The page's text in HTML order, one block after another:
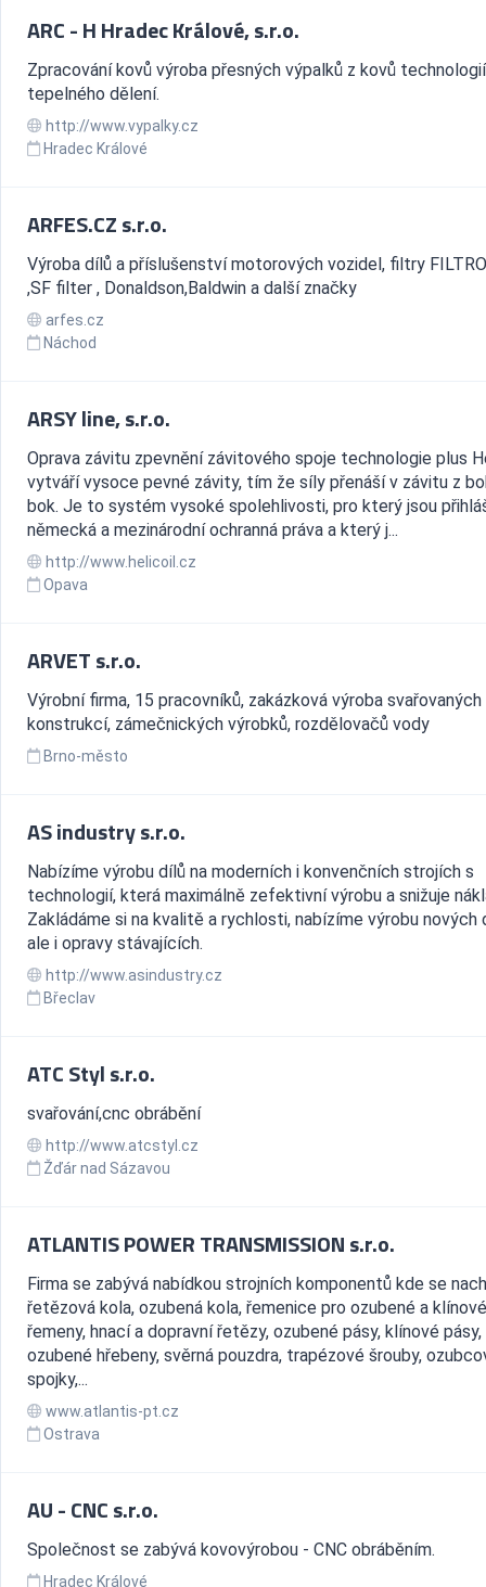
ARC - H Hradec Králové, s.r.o.
Zpracování kovů výroba přesných výpalků z kovů technologií
tepelného dělení.
http://www.vypalky.cz
Hradec Králové
ARFES.CZ s.r.o.
Výroba dílů a příslušenství motorových vozidel, filtry
,SF filter , Donaldson,Baldwin a další značky
arfes.cz
Náchod
ARSY line, s.r.o.
Oprava závitu zpevnění závitového spoje technologie plus
vytváří vysoce pevné závity, tím že síly přenáší v závitu z
bok. Je to systém vysoké spolehlivosti, pro který jsou
německá a mezinárodní ochranná práva a který j...
http://www.helicoil.cz
Opava
ARVET s.r.o.
Výrobní firma, 15 pracovníků, zakázková výroba svařovaných
konstrukcí, zámečnických výrobků, rozdělovačů vody
Brno-město
AS industry s.r.o.
Nabízíme výrobu dílů na moderních i konvenčních strojích s
technologií, která maximálně zefektivní výrobu a snižuje
Zakládáme si na kvalitě a rychlosti, nabízíme výrobu nových
ale i opravy stávajících.
http://www.asindustry.cz
Břeclav
ATC Styl s.r.o.
svařování,cnc obrábění
http://www.atcstyl.cz
Žďár nad Sázavou
ATLANTIS POWER TRANSMISSION s.r.o.
Firma se zabývá nabídkou strojních komponentů kde se
řetězová kola, ozubená kola, řemenice pro ozubené a klínové
řemeny, hnací a dopravní řetězy, ozubené pásy, klínové pásy,
ozubené hřebeny, svěrná pouzdra, trapézové šrouby,
spojky,...
www.atlantis-pt.cz
Ostrava
AU - CNC s.r.o.
Společnost se zabývá kovovýrobou - CNC obráběním.
Hradec Králové